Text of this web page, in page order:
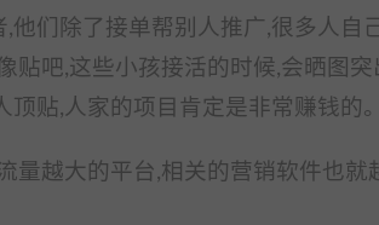
他们除了接单帮别人推广,很多人自
贴吧,这些小孩接活的时候,会晒图
贴,人家的项目肯定是非常赚钱的。
量越大的平台,相关的营销软件也就